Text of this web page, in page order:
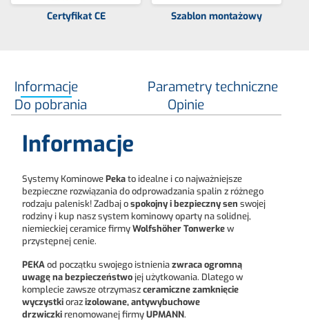
Certyfikat CE Szablon montażowy
Informacje
Parametry techniczne
Do pobrania
Opinie
Informacje
Systemy KominowePekato idealne i co najważniejsze
bezpieczne rozwiązania do odprowadzania spalin z różnego
rodzaju palenisk! Zadbaj ospokojny i bezpieczny sen swojej
rodziny i kup nasz system kominowy oparty na solidnej,
niemieckiej ceramice firmyWolfshöher Tonwerkew
przystępnej cenie.
PEKAod początku swojego istnieniazwraca ogromną
uwagę na bezpieczeństwo jej użytkowania. Dlatego w
komplecie zawsze otrzymaszceramiczne zamknięcie
wyczystkiorazizolowane, antywybuchowe
drzwiczki renomowanej firmyUPMANN.